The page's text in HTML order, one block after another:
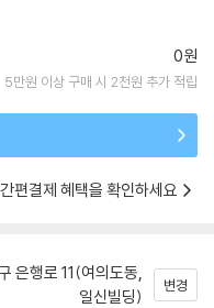
0원
5만원 이상 구매 시 2천원 추가 적립
편결제 혜택을 확인하세요
은행로 11(여의도동,
일신빌딩)
변경